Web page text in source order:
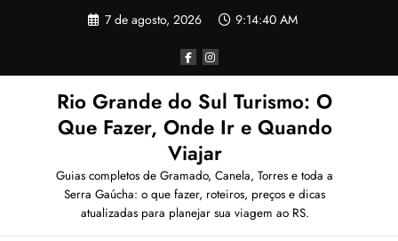
7 de agosto, 2026 9:14:40 AM
Rio Grande do Sul Turismo: O
Que Fazer, Onde Ir e Quando
Viajar
Guias completos de Gramado, Canela, Torres e toda a
Serra Gaúcha: o que fazer, roteiros, preços e dicas
atualizadas para planejar sua viagem ao RS.